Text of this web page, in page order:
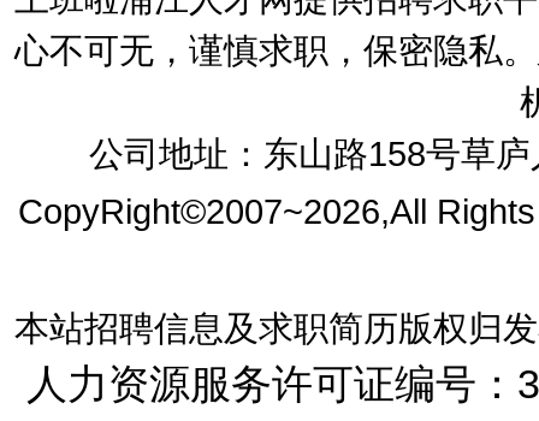
心不可无，谨慎求职，保密隐私
公司地址：东山路158号草
CopyRight©2007~2026,All
本站招聘信息及求职简历版权归
人力资源服务许可证编号